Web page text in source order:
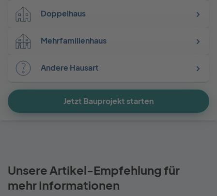
Doppelhaus
Mehrfamilienhaus
Andere Hausart
Jetzt Bauprojekt starten
Unsere Artikel-Empfehlung für
mehr Informationen